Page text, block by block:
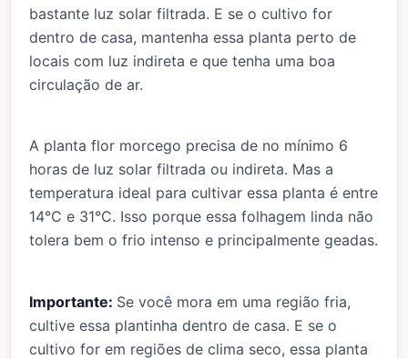
bastante luz solar filtrada. E se o cultivo for
dentro de casa, mantenha essa planta perto de
locais com luz indireta e que tenha uma boa
circulação de ar.
A planta flor morcego precisa de no mínimo 6
horas de luz solar filtrada ou indireta. Mas a
temperatura ideal para cultivar essa planta é entre
14°C e 31°C. Isso porque essa folhagem linda não
tolera bem o frio intenso e principalmente geadas.
Importante: Se você mora em uma região fria,
cultive essa plantinha dentro de casa. E se o
cultivo for em regiões de clima seco, essa planta